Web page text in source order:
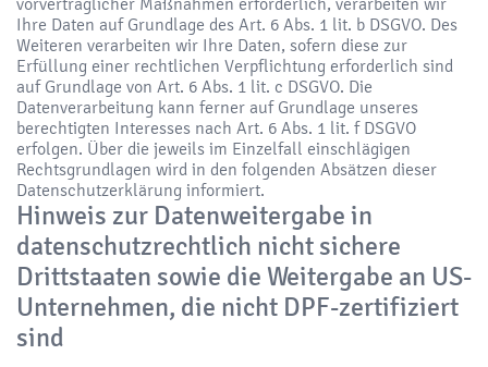
Ihre Daten auf Grundlage des Art. 6 Abs. 1 lit. b DSGVO. Des
Weiteren verarbeiten wir Ihre Daten, sofern diese zur
Erfüllung einer rechtlichen Verpflichtung erforderlich sind
auf Grundlage von Art. 6 Abs. 1 lit. c DSGVO. Die
Datenverarbeitung kann ferner auf Grundlage unseres
berechtigten Interesses nach Art. 6 Abs. 1 lit. f DSGVO
erfolgen. Über die jeweils im Einzelfall einschlägigen
Rechtsgrundlagen wird in den folgenden Absätzen dieser
Datenschutzerklärung informiert.
Hinweis zur Datenweitergabe in
datenschutzrechtlich nicht sichere
Drittstaaten sowie die Weitergabe an US-
Unternehmen, die nicht DPF-zertifiziert
sind